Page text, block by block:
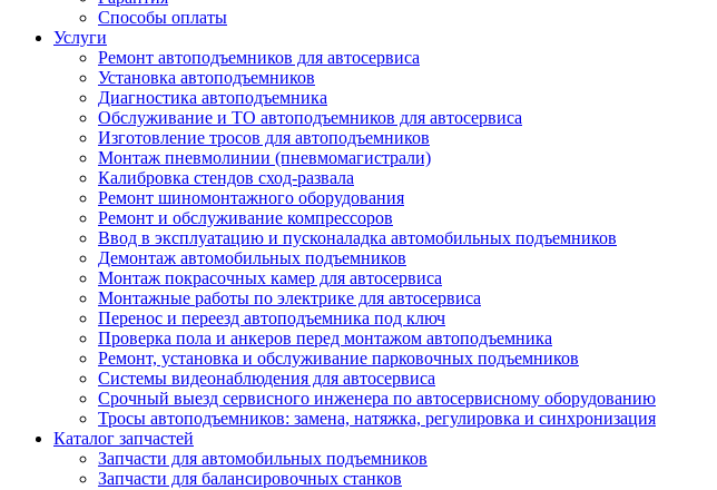
Способы оплаты
Услуги
Ремонт автоподъемников для автосервиса
Установка автоподъемников
Диагностика автоподъемника
Обслуживание и ТО автоподъемников для автосервиса
Изготовление тросов для автоподъемников
Монтаж пневмолинии (пневмомагистрали)
Калибровка стендов сход-развала
Ремонт шиномонтажного оборудования
Ремонт и обслуживание компрессоров
Ввод в эксплуатацию и пусконаладка автомобильных подъемников
Демонтаж автомобильных подъемников
Монтаж покрасочных камер для автосервиса
Монтажные работы по электрике для автосервиса
Перенос и переезд автоподъемника под ключ
Проверка пола и анкеров перед монтажом автоподъемника
Ремонт, установка и обслуживание парковочных подъемников
Системы видеонаблюдения для автосервиса
Срочный выезд сервисного инженера по автосервисному оборудованию
Тросы автоподъемников: замена, натяжка, регулировка и синхронизация
Каталог запчастей
Запчасти для автомобильных подъемников
Запчасти для балансировочных станков